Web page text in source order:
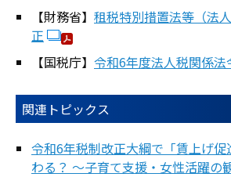
【財務省】 租税特別措置法等（法
正
【国税庁】 令和6年度法人税関係
関連トピックス
令和6年税制改正大綱で「賃上げ
わる？ ～子育て支援・女性活躍の